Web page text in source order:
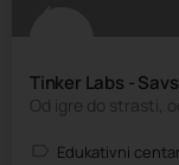
Tinker Labs -
Edukativni